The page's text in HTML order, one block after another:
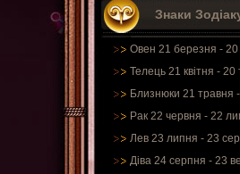
Знаки
Овен 21 березня - 20
Телець 21 квітня - 20
Близнюки 21 травня
Рак 22 червня - 22
Лев 23 липня - 23
Діва 24 серпня - 23